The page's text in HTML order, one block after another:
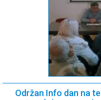
Održan Info dan na